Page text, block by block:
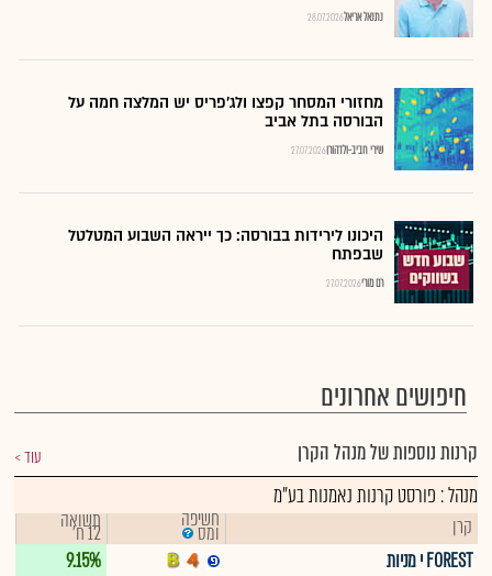
28.07.2026נתנאל אריאל
מחזורי המסחר קפצו ולג'פריס יש המלצה חמה על
הבורסה בתל אביב
27.07.2026שירי חביב-ולדהורן
היכונו לירידות בבורסה: כך ייראה השבוע המטלטל
שבפתח
27.07.2026רם מורי
חיפושים אחרונים
קרנות נוספות של מנהל הקרן עוד
מנהל : פורסט קרנות נאמנות בע"מ
קרן חשיפה
ומס תשואה
12 ח'
FOREST י מניות
9.15%